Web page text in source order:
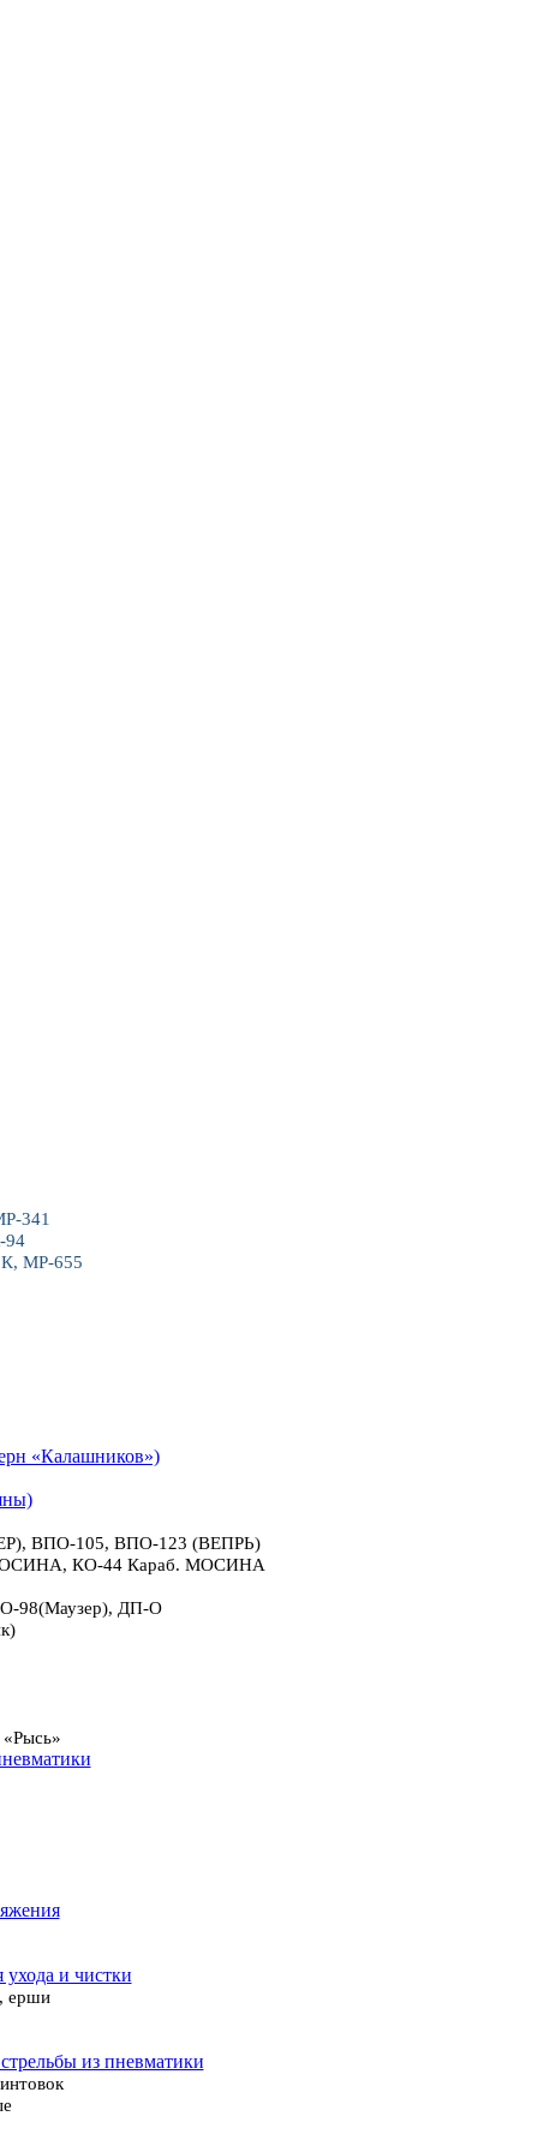
341
94
МР-655
«Калашников»)
ВПО-105, ВПО-123 (ВЕПРЬ)
КО-44 Караб. МОСИНА
98(Маузер), ДП-О
ухода и чистки
ерши
из пневматики